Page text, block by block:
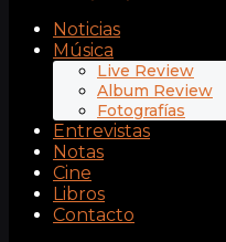
Noticias
Música
Live Review
Album Review
Fotografías
Entrevistas
Notas
Cine
Libros
Contacto